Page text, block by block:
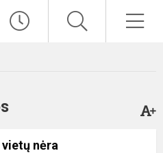
nėra